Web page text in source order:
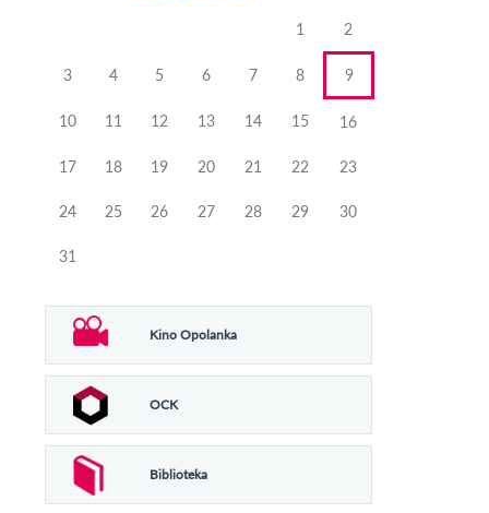
1 2
3 4 5 6 7 8 9
10 11 12 13 14 15 16
17 18 19 20 21 22 23
24 25 26 27 28 29 30
31
Kino Opolanka
OCK
Biblioteka